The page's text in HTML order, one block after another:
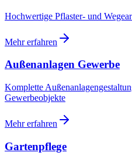
Hochwertige Pflaster- und
Mehr erfahren
Außenanlagen Gewerbe
Komplette
Gewerbeobjekte
Mehr erfahren
Gartenpflege